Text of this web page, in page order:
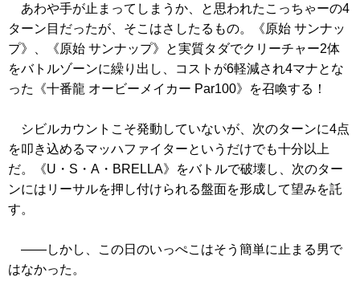
あわや手が止まってしまうか、と思われたこっちゃーの4
ターン目だったが、そこはさしたるもの。
《原始 サンナッ
プ》
《原始 サンナップ》
と実質タダでクリーチャー2体
をバトルゾーンに繰り出し、コストが6軽減され4マナとな
った
《十番龍 オービーメイカー Par100》 を召喚する！
シビルカウントこそ発動していないが、次のターンに4点
を叩き込めるマッハファイターというだけでも十分以上
だ。
《U・S・A・BRELLA》
をバトルで破壊し、次のター
ンにはリーサルを押し付けられる盤面を形成して望みを託
す。
——しかし、この日のいっぺこはそう簡単に止まる男で
はなかった。